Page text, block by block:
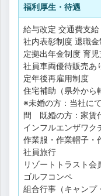
福利厚生・待遇
給与改定 交通費支給
社内表彰制度 退職
定拠出年金制度 育
社員車両優待販売あ
定年後再雇用制度
住宅補助（県外から
※未婚の方：当社に
間 既婚の方：家賃
インフルエンザワク
作業服・作業帽子・
社員旅行
リゾートトラスト会
ゴルフコンペ
組合行事（キャンプ